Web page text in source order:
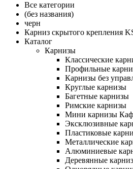
Все категории
(без названия)
черн
Карниз скрытого крепления
Каталог
Карнизы
Классические
Профильные
Карнизы без
Круглые карнизы
Багетные карнизы
Римские карнизы
Мини карнизы
Эксклюзивные
Пластиковые
Металлические
Алюминиевые
Деревянные